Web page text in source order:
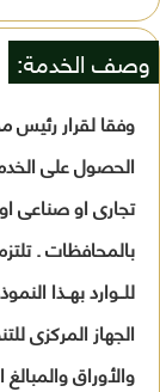
وصف الخدمة:
الحصول على
تجارى او صناعى
بالمحافظات . تلتزم
الجهاز المركزى
والأوراق